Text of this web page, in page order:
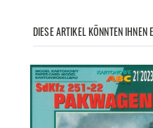
DIESE ARTIKEL KÖNNTEN IHNEN